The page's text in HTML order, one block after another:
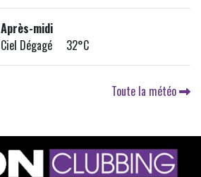
Après-midi
Ciel Dégagé 32°C
Toute la météo